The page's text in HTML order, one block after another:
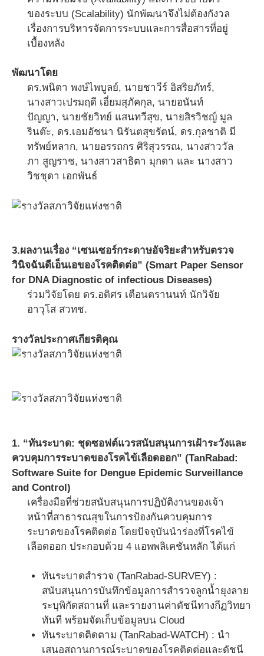
ของระบบ (Scalability) นักพัฒนาจึงไม่ต้องกังวล
เรื่องการบริหารจัดการระบบและการสื่อสารที่อยู่
เบื้องหลัง
พัฒนาโดย
ดร.พนิตา พงษ์ไพบูลย์, นายชาวีร์ อิสริยภัทร์,
นางสาวเปรมฤดี เอี่ยมสุภัคกุล, นายอนันท์
ปัญญา, นายชัยวิทย์ แสนทวีสุข, นายสิรวิชญ์ มูล
รินต๊ะ, ดร.เอมอัชนา นิรันตสุขรัตน์, ดร.กุลชาติ มี
ทรัพย์หลาก, นายอรรถกร ศิริสุวรรณ, นางสาววัล
ภา สูญราช, นางสาวสาธิตา มุกดา และ นางสาว
วิชชุดา เอกพันธ์
3.ผลงานเรื่อง “เซนเซอร์กระดาษอัจริยะสำหรับตรวจ
วินิจฉันดีเอ็นเอของโรคติดต่อ” (Smart Paper Sensor
for DNA Diagnostic of infectious Diseases)
ร่วมวิจัยโดย ดร.อดิศร เตือนตรานนท์ นักวิจัย
อาวุโส สวทช.
รางวัลประกาศเกียรติคุณ
1. “ทันระบาด: ชุดซอฟต์แวรสนับสนุนการเฝ้าระวังและ
ควบคุมการระบาดของโรคไข้เลือดออก” (TanRabad:
Software Suite for Dengue Epidemic Surveillance
and Control)
เครื่องมือที่ช่วยสนับสนุนการปฏิบัติงานของเจ้า
หน้าที่สาธารณสุขในการป้องกันควบคุมการ
ระบาดของโรคติดต่อ โดยปัจจุบันนำร่องที่โรคไข้
เลือดออก ประกอบด้วย 4 แอพพลิเคชันหลัก ได้แก่
ทันระบาดสำรวจ (TanRabad-SURVEY) :
สนับสนุนการบันทึกข้อมูลการสำรวจลูกน้ำยุงลาย
ระบุพิกัดสถานที่ และรายงานค่าดัชนีทางกีฏวิทยา
ทันที พร้อมจัดเก็บข้อมูลบน Cloud
ทันระบาดติดตาม (TanRabad-WATCH) : นำ
เสนอสถานการณ์ระบาดของโรคติดต่อและดัชนี